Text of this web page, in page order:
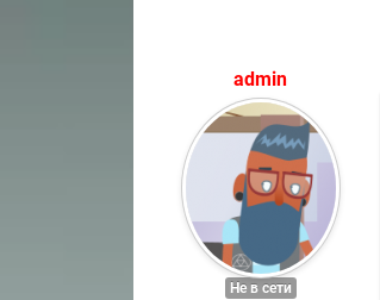
admin
Не в сети